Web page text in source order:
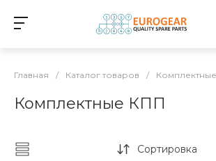
Главная / Каталог товаров /
Комплектные КПП
Сортировка